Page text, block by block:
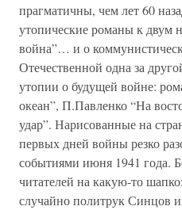
прагматичны, чем лет 60
утопические романы к двум
война”… и о
Отечественной одна за
утопии о будущей войне:
океан”, П.Павленко “На
удар”. Нарисованные на
первых дней войны резко
событиями июня 1941 года.
читателей на какую-то
случайно политрук Синцов